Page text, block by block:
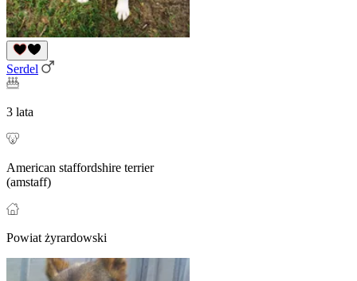
Serdel
3 lata
American staffordshire terrier
(amstaff)
Powiat żyrardowski